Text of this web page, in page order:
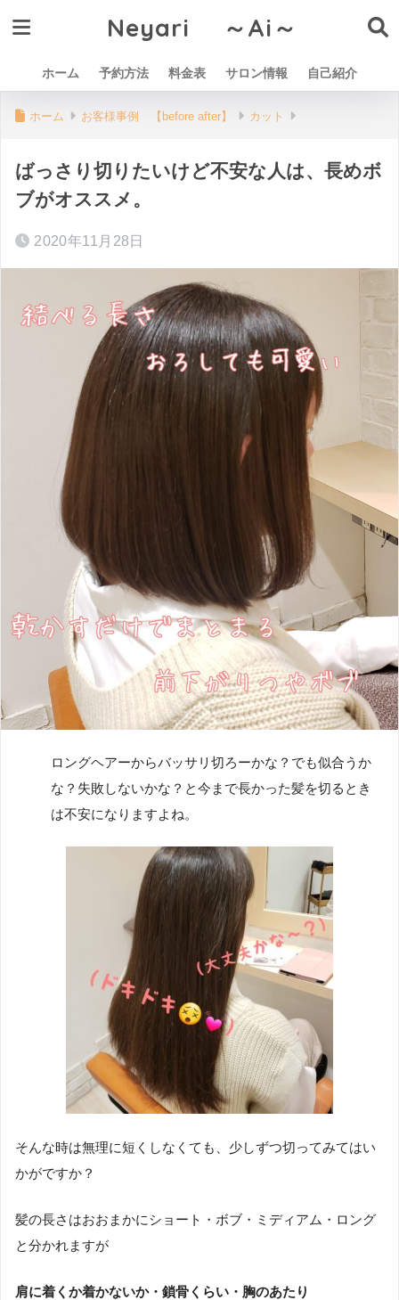
Neyari ～Ai～
ホーム 予約方法 料金表 サロン情報 自己紹介
ホーム お客様事例 【before after】 カット
ばっさり切りたいけど不安な人は、長めボ
ブがオススメ。
2020年11月28日
ロングヘアーからバッサリ切ろーかな？でも似合うか
な？失敗しないかな？と今まで長かった髪を切るとき
は不安になりますよね。
そんな時は無理に短くしなくても、少しずつ切ってみてはい
かがですか？
髪の長さはおおまかにショート・ボブ・ミディアム・ロング
と分かれますが
肩に着くか着かないか・鎖骨くらい・胸のあたり